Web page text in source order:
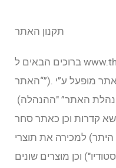
תקנון האתר
ברוכים הבאים ל www.theamateurpotter.com (להלן:
“האתר”). האתר מופעל ע”י Lionfish (ע.מ: 027735463)
קדרות וכן כאתר סחר
היתר) למכירה את תוצרי
וכן מוצרים שונים